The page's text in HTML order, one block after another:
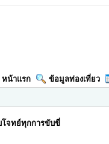
หน้าแรก ข้อมูลท่องเที่ยว
โจทย์ทุกการขับขี่